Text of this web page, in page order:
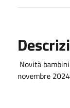
Novità
novembre